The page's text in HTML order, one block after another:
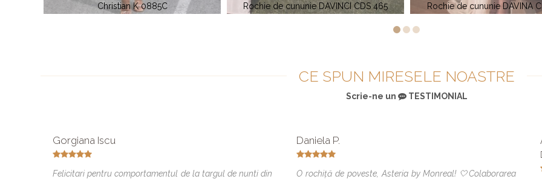
Rochie de cununie DAVINCI CDS 465 Rochie de cununie DAVINA CH225W Le Gala Tony Bowls
CE SPUN MIRESELE NOASTRE
Scrie-ne un TESTIMONIAL
Gorgiana Iscu
Felicitari pentru comportamentul de la targul de nunti din
Daniela P.
O rochiță de poveste, Asteria by Monreal! 🤍Colaborarea